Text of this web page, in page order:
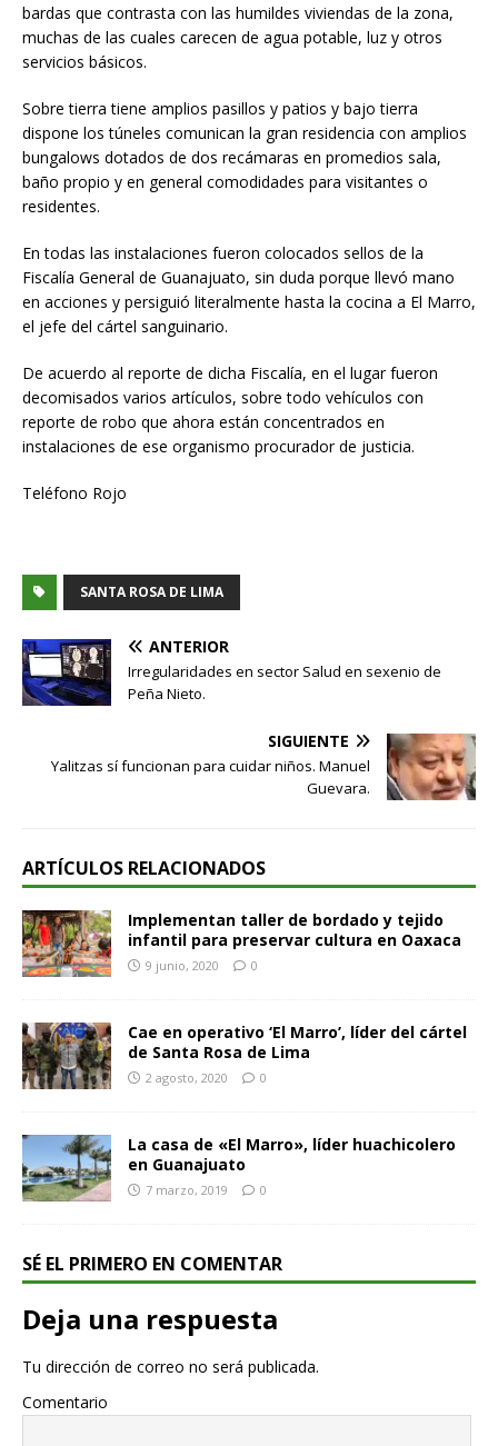
bardas que contrasta con las humildes viviendas de la zona,
muchas de las cuales carecen de agua potable, luz y otros
servicios básicos.
Sobre tierra tiene amplios pasillos y patios y bajo tierra
dispone los túneles comunican la gran residencia con amplios
bungalows dotados de dos recámaras en promedios sala,
baño propio y en general comodidades para visitantes o
residentes.
En todas las instalaciones fueron colocados sellos de la
Fiscalía General de Guanajuato, sin duda porque llevó mano
en acciones y persiguió literalmente hasta la cocina a El Marro,
el jefe del cártel sanguinario.
De acuerdo al reporte de dicha Fiscalía, en el lugar fueron
decomisados varios artículos, sobre todo vehículos con
reporte de robo que ahora están concentrados en
instalaciones de ese organismo procurador de justicia.
Teléfono Rojo
SANTA ROSA DE LIMA
ANTERIOR
Irregularidades en sector Salud en sexenio de
Peña Nieto.
SIGUIENTE
Yalitzas sí funcionan para cuidar niños. Manuel
Guevara.
ARTÍCULOS RELACIONADOS
Implementan taller de bordado y tejido
infantil para preservar cultura en Oaxaca
9 junio, 2020 0
Cae en operativo ‘El Marro’, líder del cártel
de Santa Rosa de Lima
2 agosto, 2020 0
La casa de «El Marro», líder huachicolero
en Guanajuato
7 marzo, 2019 0
SÉ EL PRIMERO EN COMENTAR
Deja una respuesta
Tu dirección de correo no será publicada.
Comentario